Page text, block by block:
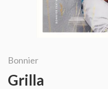
Bonnier
Grilla